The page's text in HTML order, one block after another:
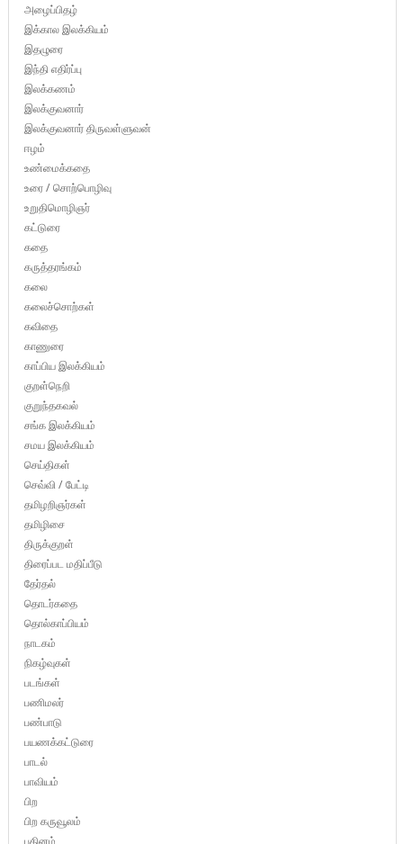
அழைப்பிதழ்
இக்கால இலக்கியம்
இதழுரை
இந்தி எதிர்ப்பு
இலக்கணம்
இலக்குவனார்
இலக்குவனார் திருவள்ளுவன்
ஈழம்
உண்மைக்கதை
உரை / சொற்பொழிவு
உறுதிமொழிஞர்
கட்டுரை
கதை
கருத்தரங்கம்
கலை
கலைச்சொற்கள்
கவிதை
காணுரை
காப்பிய இலக்கியம்
குறள்நெறி
குறுந்தகவல்
சங்க இலக்கியம்
சமய இலக்கியம்
செய்திகள்
செவ்வி / பேட்டி
தமிழறிஞர்கள்
தமிழிசை
திருக்குறள்
திரைப்பட மதிப்பீடு
தேர்தல்
தொடர்கதை
தொல்காப்பியம்
நாடகம்
நிகழ்வுகள்
படங்கள்
பணிமலர்
பண்பாடு
பயணக்கட்டுரை
பாடல்
பாவியம்
பிற
பிற கருவூலம்
புதினம்